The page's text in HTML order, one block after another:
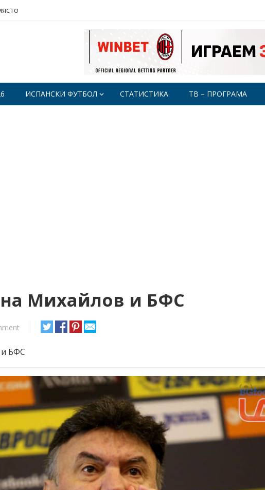
ИСПАНСКИ ФУТБОЛ СТАТИСТИКА ТВ – ПРОГРАМА
Михайлов и БФС
и БФС